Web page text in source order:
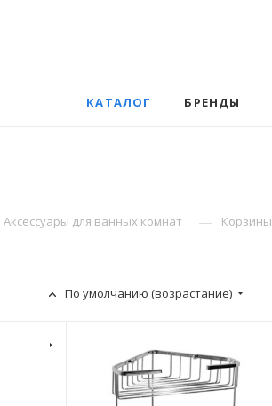
КАТАЛОГ БРЕНДЫ
Аксессуары для ванных комнат — Корзины
По умолчанию (возрастание)